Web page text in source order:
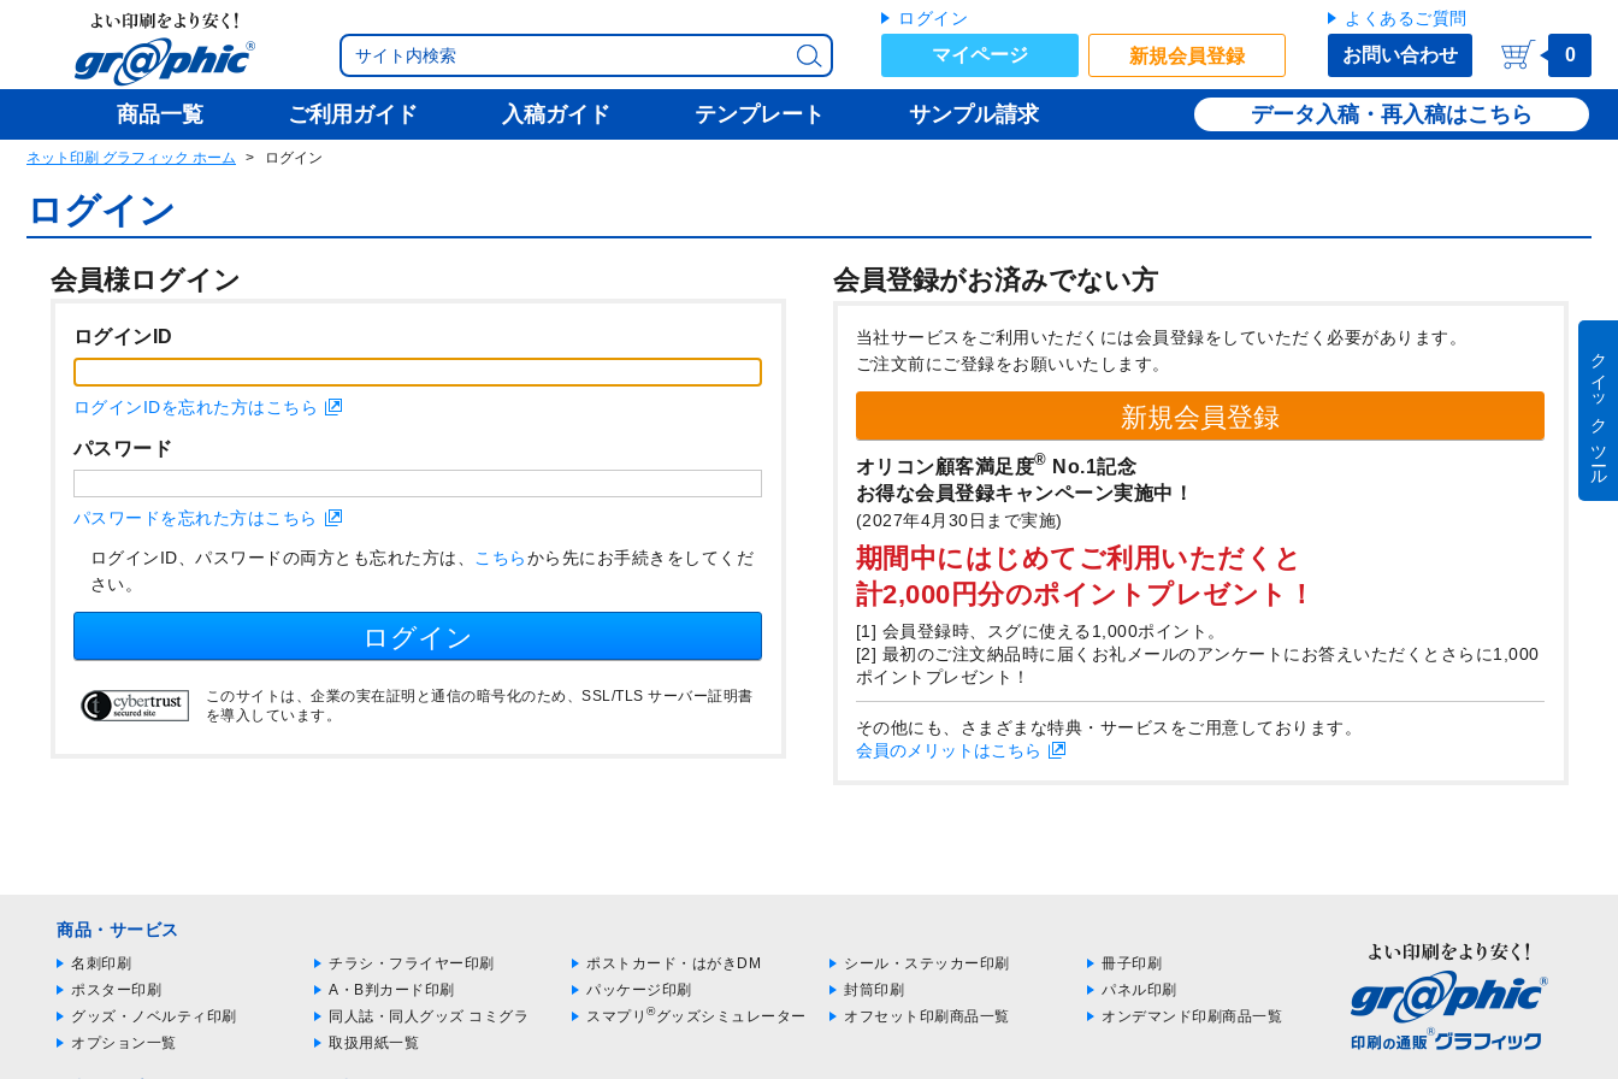
ログイン
マイページ 新規会員登録
よくあるご質問
お問い合わせ 0
商品一覧 ご利用ガイド 入稿ガイド テンプレート サンプル請求 データ入稿・再入稿
ネット印刷 グラフィック ホーム ログイン
ログイン
会員様ログイン 会員登録がお済みでない方
ログインID
ログインIDを忘れた方はこちら
パスワード
パスワードを忘れた方はこちら
ログインID、パスワードの両方とも忘れた方は、 こちらから先にお手続きをしてくだ
さい。
ログイン
このサイトは、企業の実在証明と通信の暗号化のため、SSL/TLS サーバー証明書
を導入しています。
当社サービスをご利用いただくには会員登録をしていただく必要があります。
ご注文前にご登録をお願いいたします。
新規会員登録
オリコン顧客満足度® No.1記念
お得な会員登録キャンペーン実施中！
(2027年4月30日まで実施)
期間中にはじめてご利用いただくと
計2,000円分のポイントプレゼント！
[1] 会員登録時、スグに使える1,000ポイント。
[2] 最初のご注文納品時に届くお礼メールのアンケートにお答えいただくとさらに1,000
ポイントプレゼント！
その他にも、さまざまな特典・サービスをご用意しております。
会員のメリットはこちら
商品・サービス
名刺印刷 チラシ・フライヤー印刷 ポストカード・はがきDM シール・ステッカー印刷
冊子印刷
ポスター印刷
A・B判カード印刷 パッケージ印刷 封筒印刷
パネル印刷
グッズ・ノベルティ印刷
同人誌・同人グッズ コミグラ スマプリ ®グッズシミュレーター オフセット印刷商品一覧
オンデマンド印刷商品一覧
オプション一覧
取扱用紙一覧
クイック ツール